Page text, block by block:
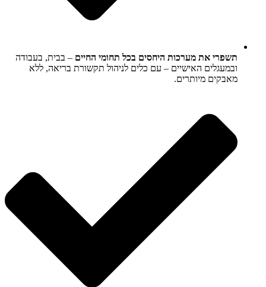
תשפרי את מערכות היחסים בכל תחומי החיים – בבית, בעבודה
ובמעגלים האישיים – עם כלים לניהול תקשורת בריאה, ללא
מאבקים מיותרים.